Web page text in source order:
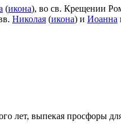
(икона), во св. Крещении
Николая (икона) и Иоанна
лет, выпекая просфоры